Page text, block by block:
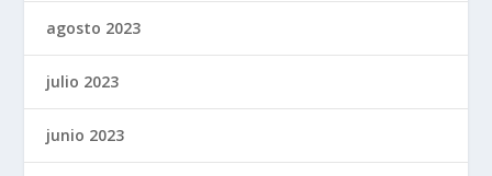
agosto 2023
julio 2023
junio 2023